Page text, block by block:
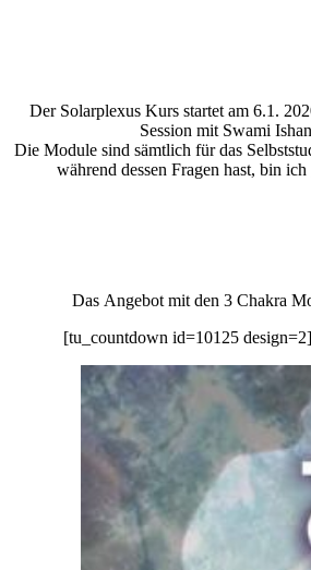
Der Solarplexus Kurs startet am 6.1.
Session mit Swami
Die Module sind sämtlich für das
während dessen Fragen hast, bin
Das Angebot mit den 3 Chakra
[tu_countdown id=10125